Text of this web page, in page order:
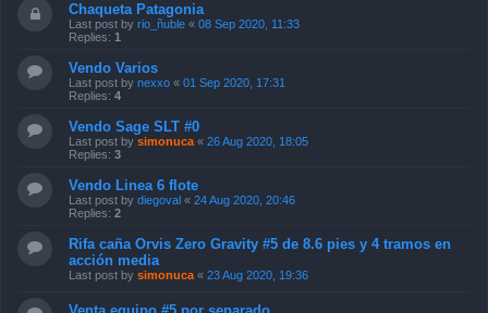
Chaqueta Patagonia
Last post by rio_ñuble « 08 Sep 2020, 11:33
Replies: 1
Vendo Varios
Last post by nexxo « 01 Sep 2020, 17:31
Replies: 4
Vendo Sage SLT #0
Last post by simonuca « 26 Aug 2020, 18:05
Replies: 3
Vendo Linea 6 flote
Last post by diegoval « 24 Aug 2020, 20:46
Replies: 2
Rifa caña Orvis Zero Gravity #5 de 8.6 pies y 4 tramos en
acción media
Last post by simonuca « 23 Aug 2020, 19:36